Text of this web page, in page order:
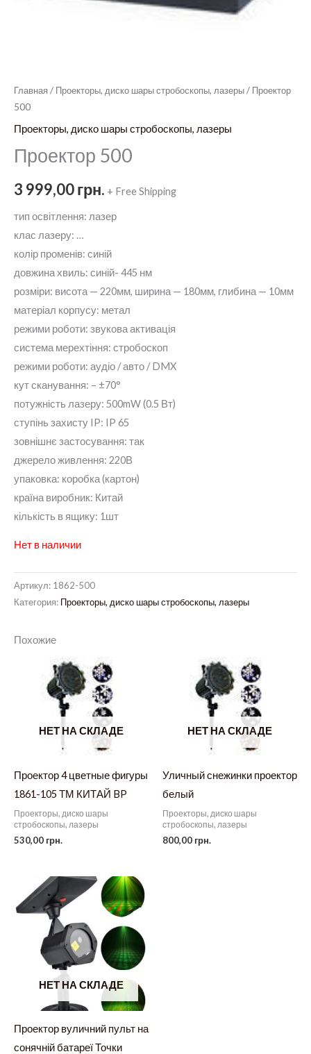
Главная / Проекторы, диско шары стробоскопы, лазеры/ Проектор
500
Проекторы, диско шары стробоскопы, лазеры
Проектор 500
3 999,00грн. + Free Shipping
тип освітлення: лазер
клас лазеру: …
колір променів: синій
довжина хвиль: синій- 445 нм
розміри: висота — 220мм, ширина — 180мм, глибина — 10мм
матеріал корпусу: метал
режими роботи: звукова активація
система мерехтіння: стробоскоп
режими роботи: аудіо / авто / DMX
кут сканування: – ±70°
потужність лазеру: 500mW (0.5 Вт)
ступінь захисту IP: IP 65
зовнішнє застосування: так
джерело живлення: 220В
упаковка: коробка (картон)
країна виробник: Китай
кількість в ящику: 1шт
Нет в наличии
Артикул: 1862-500
Категория: Проекторы, диско шары стробоскопы, лазеры
Похожие
НЕТ НА СКЛАДЕ
Проектор 4 цветные фигуры
1861-105 ТМ КИТАЙ BP
Проекторы, диско шары
стробоскопы, лазеры
530,00 грн.
НЕТ НА СКЛАДЕ
Уличный снежинки проектор
белый
Проекторы, диско шары
стробоскопы, лазеры
800,00 грн.
НЕТ НА СКЛАДЕ
Проектор вуличний пульт на
сонячній батареї Точки